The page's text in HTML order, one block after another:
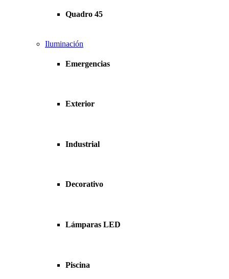
Quadro 45
Iluminación
Emergencias
Exterior
Industrial
Decorativo
Lámparas LED
Piscina